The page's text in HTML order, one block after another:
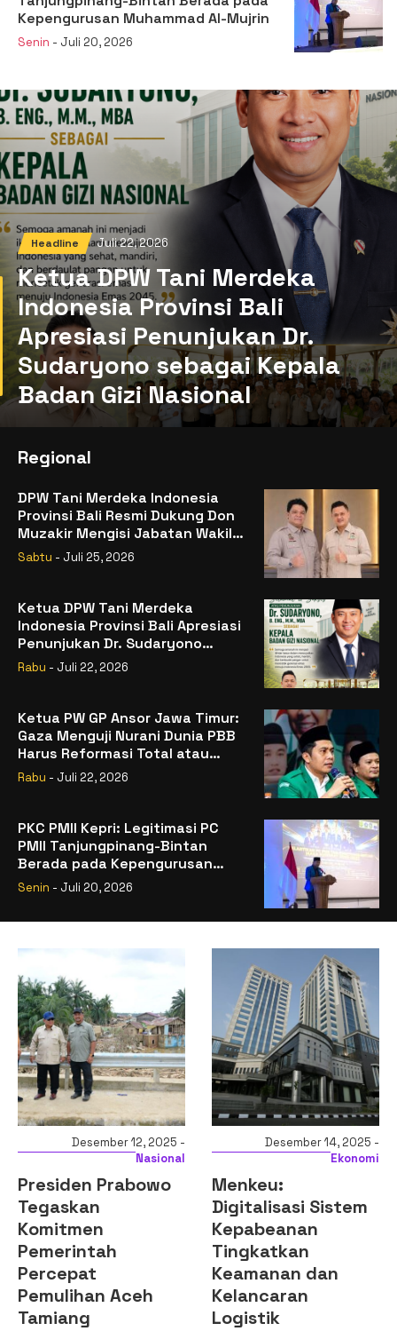
Kepengurusan Muhammad Al-Mujrin
Senin - Juli 20, 2026
Headline Juli 22, 2026
Ketua DPW Tani Merdeka
Indonesia Provinsi Bali
Apresiasi Penunjukan Dr.
Sudaryono sebagai Kepala
Badan Gizi Nasional
Regional
DPW Tani Merdeka Indonesia
Provinsi Bali Resmi Dukung Don
Muzakir Mengisi Jabatan Wakil
Menteri Pertanian RI
Sabtu - Juli 25, 2026
Ketua DPW Tani Merdeka
Indonesia Provinsi Bali Apresiasi
Penunjukan Dr. Sudaryono
sebagai Kepala Badan Gizi
Rabu - Juli 22, 2026
Ketua PW GP Ansor Jawa Timur:
Gaza Menguji Nurani Dunia PBB
Harus Reformasi Total atau
Kehilangan Legitimasi
Rabu - Juli 22, 2026
PKC PMII Kepri: Legitimasi PC
PMII Tanjungpinang-Bintan
Berada pada Kepengurusan
Muhammad Al-Mujrin
Senin - Juli 20, 2026
Desember 12, 2025 -
Nasional
Presiden Prabowo
Tegaskan
Komitmen
Pemerintah
Percepat
Pemulihan Aceh
Tamiang
Desember 14, 2025 -
Ekonomi
Menkeu:
Digitalisasi Sistem
Kepabeanan
Tingkatkan
Keamanan dan
Kelancaran
Logistik